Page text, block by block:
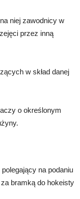
niej zawodnicy w
przez inną
w skład danej
o określonym
na podaniu
bramką do hokeisty